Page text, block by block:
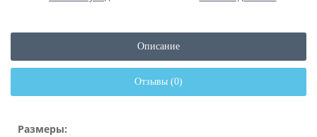
Описание
Отзывы (0)
Размеры: